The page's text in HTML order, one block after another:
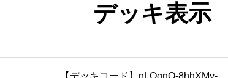
デッキ表示
【デッキコード】 nLQgnQ-8hhXMy-